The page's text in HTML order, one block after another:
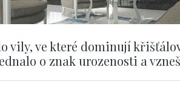
vily, ve které dominují
o znak urozenosti a